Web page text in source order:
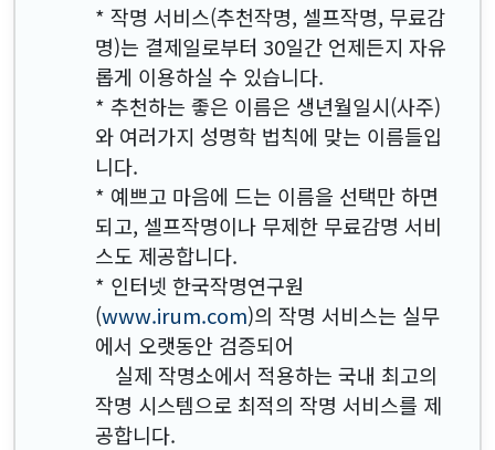
* 작명 서비스(추천작명, 셀프작명, 무료감
명)는 결제일로부터 30일간 언제든지 자유
롭게 이용하실 수 있습니다.
* 추천하는 좋은 이름은 생년월일시(사주)
와 여러가지 성명학 법칙에 맞는 이름들입
니다.
* 예쁘고 마음에 드는 이름을 선택만 하면
되고, 셀프작명이나 무제한 무료감명 서비
스도 제공합니다.
* 인터넷 한국작명연구원
(www.irum.com)의 작명 서비스는 실무
에서 오랫동안 검증되어
실제 작명소에서 적용하는 국내 최고의
작명 시스템으로 최적의 작명 서비스를 제
공합니다.